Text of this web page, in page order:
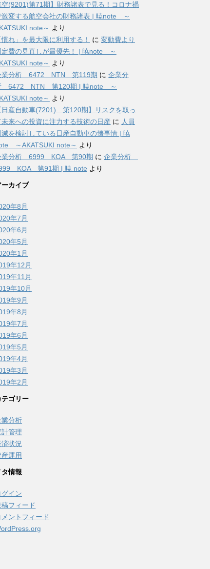
空(9201)第71期】財務諸表で見る！コロナ禍
激変する航空会社の財務諸表 | 暁note ～
note～ より
慣れ」を最大限に利用する！
に 変動費より
定費の見直しが最優先！ | 暁note ～
note～ より
業分析 6472 NTN 第119期 に 企業分
6472 NTN 第120期 | 暁note ～
note～ より
日産自動車(7201) 第120期】リスクを取っ
未来への投資に注力する技術の日産 に 人員
減を検討している日産自動車の懐事情 | 暁
～AKATSUKI note～ より
業分析 6999 KOA 第90期 に 企業分析
KOA 第91期 | 暁 note より
ーカイブ
年8月
年7月
年6月
年5月
年1月
年12月
年11月
年10月
年9月
年8月
年7月
年6月
年5月
年4月
年3月
年2月
テゴリー
業分析
計管理
状況
産運用
タ情報
グイン
稿フィード
メントフィード